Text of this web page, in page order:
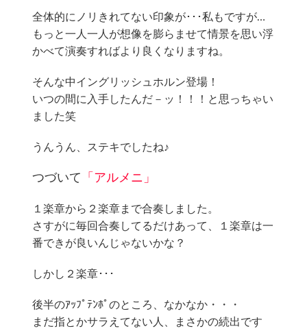
全体的にノリきれてない印象が･･･私もですが…
もっと一人一人が想像を膨らませて情景を思い浮
かべて演奏すればより良くなりますね。
そんな中イングリッシュホルン登場！
いつの間に入手したんだ－ッ！！！と思っちゃい
ました笑
うんうん、ステキでしたね♪
つづいて 「アルメニ」
１楽章から２楽章まで合奏しました。
さすがに毎回合奏してるだけあって、１楽章は一
番できが良いんじゃないかな？
しかし２楽章･･･
後半のｱｯﾌﾟﾃﾝﾎﾟのところ、なかなか・・・
まだ指とかサラえてない人、まさかの続出です